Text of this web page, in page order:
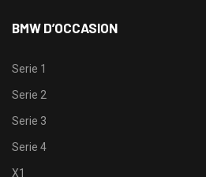
BMW D’OCCASION
Serie 1
Serie 2
Serie 3
Serie 4
X1